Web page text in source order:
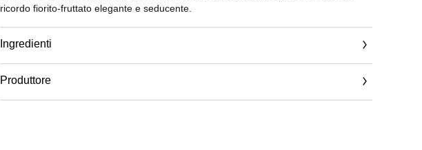
ricordo fiorito-fruttato elegante e seducente.
Ingredienti
Produttore